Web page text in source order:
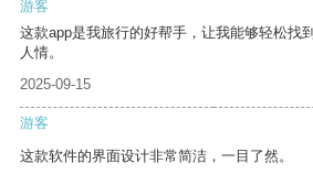
游客
这款app是我旅行的好帮手，让我能够轻松找
人情。
2025-09-15
游客
这款软件的界面设计非常简洁，一目了然。